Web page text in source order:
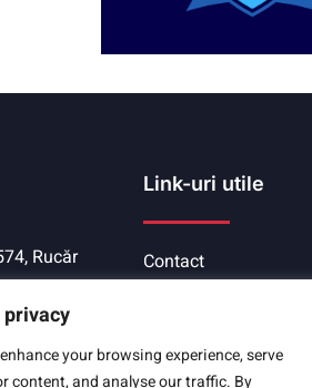
privacy
your browsing experience, serve
content, and analyse our traffic. By
Rucăr
Link-uri utile
Contact
Politica de